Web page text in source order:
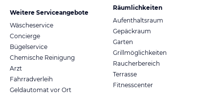
Weitere Serviceangebote
Wäscheservice
Concierge
Bügelservice
Chemische Reinigung
Arzt
Fahrradverleih
Geldautomat vor Ort
Räumlichkeiten
Aufenthaltsraum
Gepäckraum
Garten
Grillmöglichkeiten
Raucherbereich
Terrasse
Fitnesscenter